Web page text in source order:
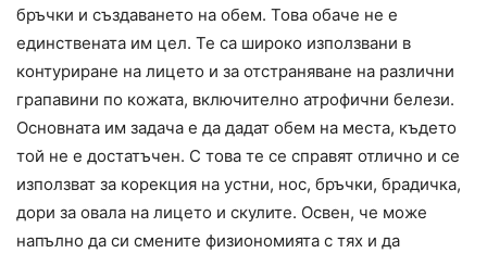
бръчки и създаването на обем. Това обаче не е
единствената им цел. Те са широко използвани в
контуриране на лицето и за отстраняване на различни
грапавини по кожата, включително атрофични белези.
Основната им задача е да дадат обем на места, където
той не е достатъчен. С това те се справят отлично и се
използват за корекция на устни, нос, бръчки, брадичка,
дори за овала на лицето и скулите. Освен, че може
напълно да си смените физиономията с тях и да